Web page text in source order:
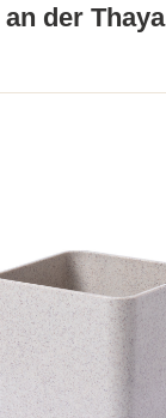
der Thaya